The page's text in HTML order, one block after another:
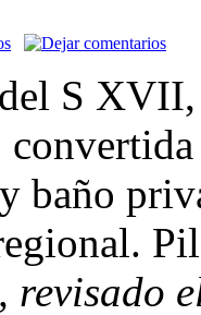
S
baño
revisado